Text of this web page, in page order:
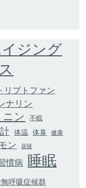
ジング
リプトファン
ナリン
ニン 不眠
体温 体臭 健康
ン 昼寝
慣病 睡眠
呼吸症候群